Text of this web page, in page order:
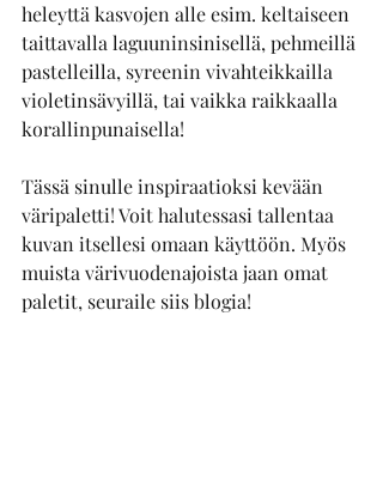
heleyttä kasvojen alle esim. keltaiseen
taittavalla laguuninsinisellä, pehmeillä
pastelleilla, syreenin vivahteikkailla
violetinsävyillä, tai vaikka raikkaalla
korallinpunaisella!
Tässä sinulle inspiraatioksi kevään
väripaletti! Voit halutessasi tallentaa
kuvan itsellesi omaan käyttöön. Myös
muista värivuodenajoista jaan omat
paletit, seuraile siis blogia!